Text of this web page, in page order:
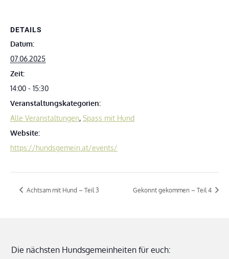
DETAILS
Datum:
07.06.2025
Zeit:
14:00 - 15:30
Veranstaltungskategorien:
Alle Veranstaltungen, Spass mit Hund
Website:
https://hundsgemein.at/events/
Achtsam mit Hund – Teil 3 Gekonnt gekommen – Teil 4
Die nächsten Hundsgemeinheiten für euch: